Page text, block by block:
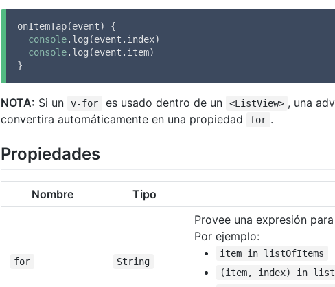
onItemTap(event) {
console.log(event.index)
console.log(event.item)
}
NOTA: Si un v-for es usado dentro de un <ListView> , una
convertira automáticamente en una propiedad
for .
Propiedades
Nombre Tipo
for String
Provee una expresión
Por ejemplo:
item in listOfItems
(item, index) in